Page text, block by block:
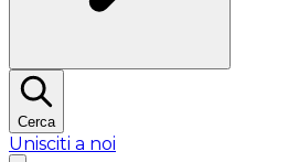
Cerca
Unisciti a noi